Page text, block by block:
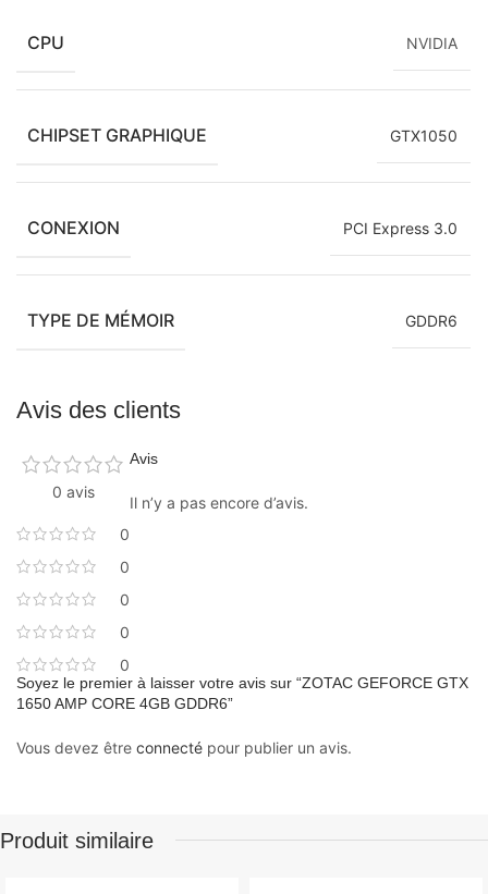
CPU NVIDIA
CHIPSET GRAPHIQUE GTX1050
CONEXION PCI Express 3.0
TYPE DE MÉMOIR GDDR6
Avis des clients
0 avis
0
0
0
0
0
Avis
Il n’y a pas encore d’avis.
Soyez le premier à laisser votre avis sur “ZOTAC GEFORCE GTX
1650 AMP CORE 4GB GDDR6”
Vous devez être connecté pour publier un avis.
Produit similaire